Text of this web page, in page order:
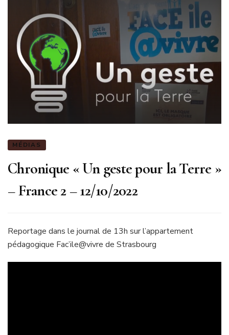
MÉDIAS
Chronique « Un geste pour la Terre »
– France 2 – 12/10/2022
Reportage dans le journal de 13h sur l’appartement
pédagogique Fac’ile@vivre de Strasbourg